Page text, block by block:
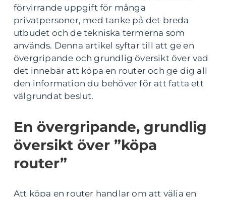
förvirrande uppgift för många
privatpersoner, med tanke på det breda
utbudet och de tekniska termerna som
används. Denna artikel syftar till att ge en
övergripande och grundlig översikt över vad
det innebär att köpa en router och ge dig all
den information du behöver för att fatta ett
välgrundat beslut.
En övergripande, grundlig
översikt över ”köpa
router”
Att köpa en router handlar om att välja en